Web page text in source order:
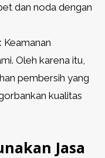
dan noda dengan
Keamanan
Oleh karena itu,
pembersih yang
kualitas
Jasa